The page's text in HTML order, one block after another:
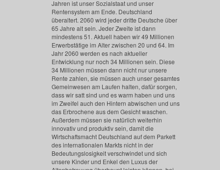
Jahren ist unser Sozialstaat und unser
Rentensystem am Ende. Deutschland
überaltert. 2060 wird jeder dritte Deutsche über
65 Jahre alt sein. Jeder Zweite ist dann
mindestens 51. Aktuell haben wir 49 Millionen
Erwerbstätige im Alter zwischen 20 und 64. Im
Jahr 2060 werden es nach aktueller
Entwicklung nur noch 34 Millionen sein. Diese
34 Millionen müssen dann nicht nur unsere
Rente zahlen, sie müssen auch unser gesamtes
Gemeinwesen am Laufen halten, dafür sorgen,
dass wir satt sind und es warm haben und uns
im Zweifel auch den Hintern abwischen und uns
das Erbrochene aus dem Gesicht waschen.
Außerdem müssen sie natürlich weiterhin
innovativ und produktiv sein, damit die
Wirtschaftsmacht Deutschland auf dem Parkett
des internationalen Markts nicht in der
Bedeutungslosigkeit verschwindet und sich
unsere Kinder und Enkel den Luxus der